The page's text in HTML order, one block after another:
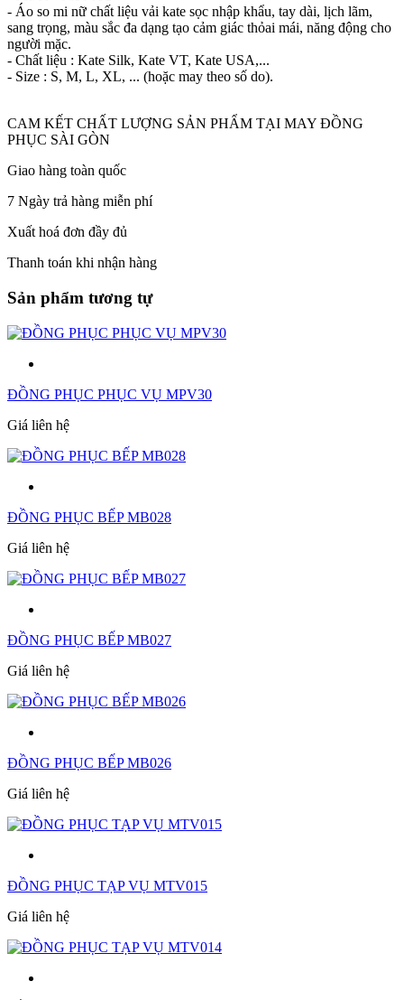
- Áo so mi nữ chất liệu vải kate sọc nhập khẩu, tay dài, lịch lãm,
sang trọng, màu sắc đa dạng tạo cảm giác thỏai mái, năng động cho
người mặc.
- Chất liệu : Kate Silk, Kate VT, Kate USA,...
- Size : S, M, L, XL, ... (hoặc may theo số do).
CAM KẾT CHẤT LƯỢNG SẢN PHẨM TẠI MAY ĐỒNG
PHỤC SÀI GÒN
Giao hàng toàn quốc
7 Ngày trả hàng miễn phí
Xuất hoá đơn đầy đủ
Thanh toán khi nhận hàng
Sản phẩm tương tự
ĐỒNG PHỤC PHỤC VỤ MPV30
Giá liên hệ
ĐỒNG PHỤC BẾP MB028
Giá liên hệ
ĐỒNG PHỤC BẾP MB027
Giá liên hệ
ĐỒNG PHỤC BẾP MB026
Giá liên hệ
ĐỒNG PHỤC TẠP VỤ MTV015
Giá liên hệ